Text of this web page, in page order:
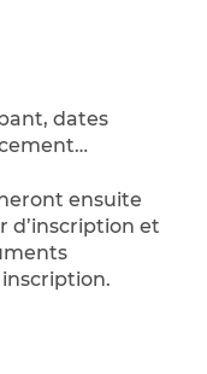
dates
ensuite
d’inscription et